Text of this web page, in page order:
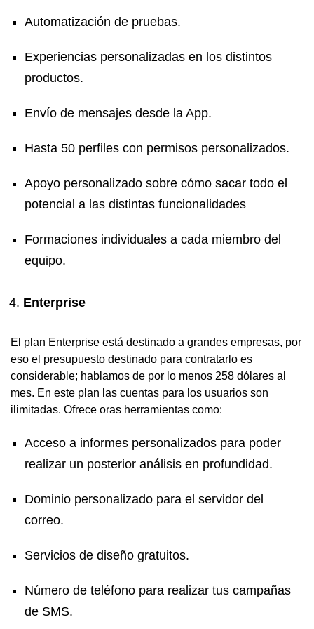
Automatización de pruebas.
Experiencias personalizadas en los distintos
productos.
Envío de mensajes desde la App.
Hasta 50 perfiles con permisos personalizados.
Apoyo personalizado sobre cómo sacar todo el
potencial a las distintas funcionalidades
Formaciones individuales a cada miembro del
equipo.
Enterprise
El plan Enterprise está destinado a grandes empresas, por
eso el presupuesto destinado para contratarlo es
considerable; hablamos de por lo menos 258 dólares al
mes. En este plan las cuentas para los usuarios son
ilimitadas. Ofrece oras herramientas como:
Acceso a informes personalizados para poder
realizar un posterior análisis en profundidad.
Dominio personalizado para el servidor del
correo.
Servicios de diseño gratuitos.
Número de teléfono para realizar tus campañas
de SMS.